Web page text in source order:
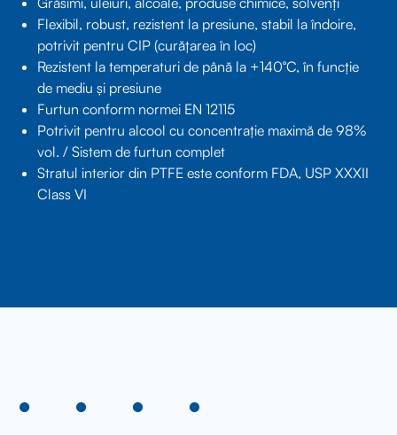
Flexibil, robust, rezistent la presiune, stabil la îndoire,
potrivit pentru CIP (curățarea în loc)
Rezistent la temperaturi de până la +140°C, în funcție
de mediu și presiune
Furtun conform normei EN 12115
Potrivit pentru alcool cu concentrație maximă de 98%
vol. / Sistem de furtun complet
Stratul interior din PTFE este conform FDA, USP XXXII
Class VI